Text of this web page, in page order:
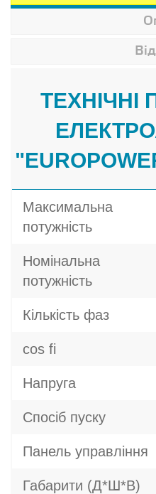
ТЕХНІЧНІ
Максимальна
потужність
Номінальна
потужність
Кількість фаз
cos fi
Напруга
Спосіб пуску
Панель управління
Габарити (Д*Ш*В)